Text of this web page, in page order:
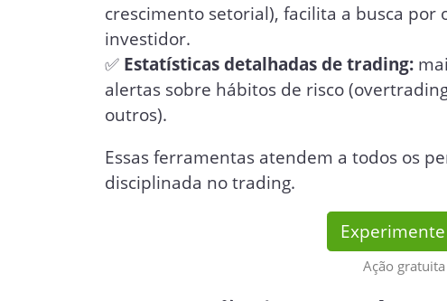
crescimento setorial), facilita a busca
investidor.
✅ Estatísticas detalhadas de trading:
alertas sobre hábitos de risco
outros).
Essas ferramentas atendem a todos os
disciplinada no trading.
Ação